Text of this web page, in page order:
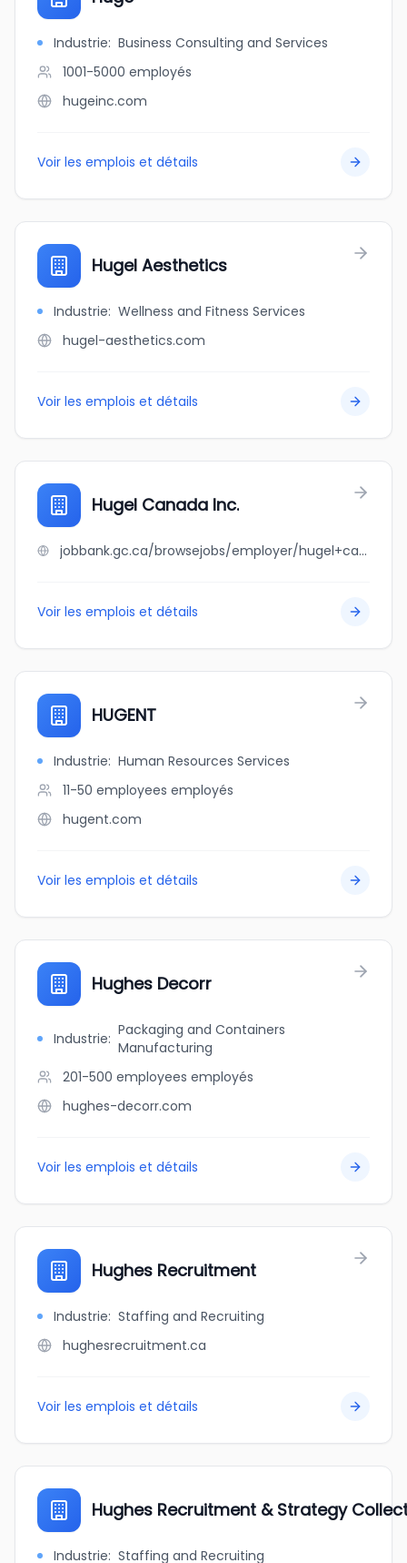
Industrie: Business Consulting and Services
1001-5000 employés
hugeinc.com
Voir les emplois et détails
Hugel Aesthetics
Industrie: Wellness and Fitness Services
hugel-aesthetics.com
Voir les emplois et détails
Hugel Canada Inc.
jobbank.gc.ca/browsejobs/employer/hugel+canada+inc./ca
Voir les emplois et détails
HUGENT
Industrie: Human Resources Services
11-50 employees employés
hugent.com
Voir les emplois et détails
Hughes Decorr
Industrie: Packaging and Containers
Manufacturing
201-500 employees employés
hughes-decorr.com
Voir les emplois et détails
Hughes Recruitment
Industrie: Staffing and Recruiting
hughesrecruitment.ca
Voir les emplois et détails
Hughes Recruitment & Strategy
Industrie: Staffing and Recruiting